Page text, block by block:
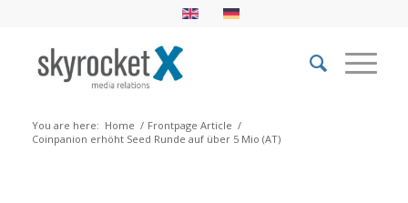
You are here: Home / Frontpage Article /
Coinpanion erhöht Seed Runde auf über 5 Mio (AT)